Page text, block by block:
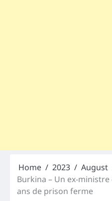
Home 2023
August
Burkina – Un ex-
ans de prison ferme